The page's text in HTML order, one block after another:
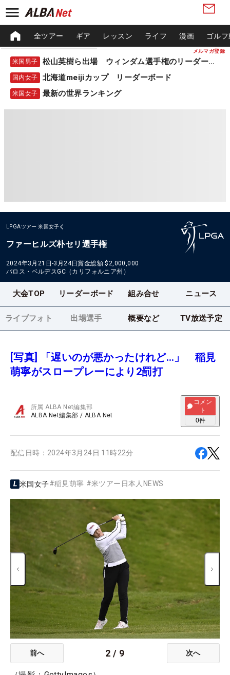
メルマガ登録
全ツアー ギア レッスン ライフ 漫画 ゴル
米国男子 松山英樹ら出場 ウィンダム選手権のリーダーボード
国内女子 北海道meijiカップ リーダーボード
米国女子 最新の世界ランキング
LPGAツアー 米国女子
ファーヒルズ朴セリ選手権
2024年3月21日-3月24日賞金総額 $2,000,000
パロス・ベルデスGC（カリフォルニア州）
大会TOP リーダーボード 組み合せ ニュース
ライブフォト 出場選手 概要など TV放送予定
[写真] 「遅いのが悪かったけれど…」 稲見
萌寧がスロープレーにより2罰打
所属ALBA Net編集部
ALBA Net編集部 / ALBA Net
コメン
ト
0件
配信日時： 2024年3月24日 11時22分
米国女子#稲見萌寧 #米ツアー日本人NEWS
前へ 2 / 9 次へ